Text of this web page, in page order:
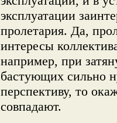
эксплуатации
пролетария. Да,
интересы
например, при
бастующих сильно
перспективу, то
совпадают.